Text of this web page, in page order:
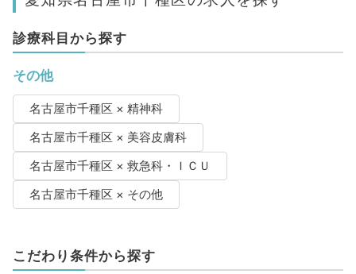
診療科目から探す
その他
名古屋市千種区 × 精神科
名古屋市千種区 × 美容皮膚科
名古屋市千種区 × 救急科・ＩＣＵ
名古屋市千種区 × その他
こだわり条件から探す